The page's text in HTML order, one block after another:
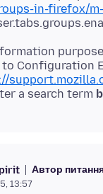
in-firefox/
a search term
Автор
13:57